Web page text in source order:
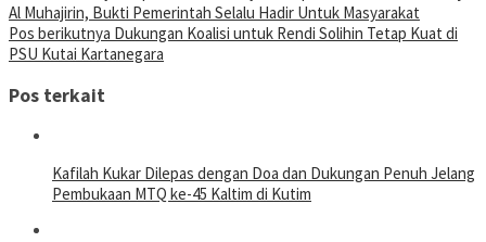
pos
Al Muhajirin, Bukti Pemerintah Selalu Hadir Untuk Masyarakat
Pos berikutnya Dukungan Koalisi untuk Rendi Solihin Tetap Kuat di
PSU Kutai Kartanegara
Pos terkait
Kafilah Kukar Dilepas dengan Doa dan Dukungan Penuh Jelang
Pembukaan MTQ ke-45 Kaltim di Kutim